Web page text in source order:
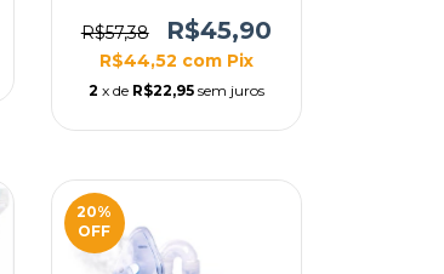
560G
R$57,38 R$45,90
R$44,52 com Pix
2 x de R$22,95 sem juros
20%
OFF